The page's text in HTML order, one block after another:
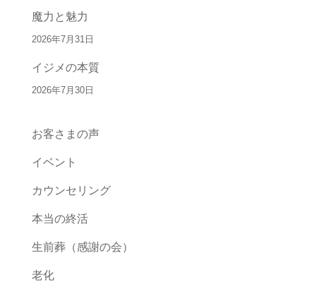
魔力と魅力
2026年7月31日
イジメの本質
2026年7月30日
お客さまの声
イベント
カウンセリング
本当の終活
生前葬（感謝の会）
老化